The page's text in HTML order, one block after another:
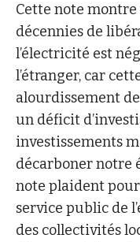
Cette note
décennies de
l’électricité est
l’étranger, car
alourdissement
un déficit
investissements
décarboner notre
note plaident
service public de
des collectivités